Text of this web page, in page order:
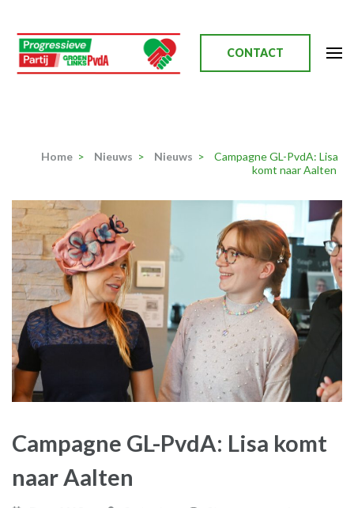
naar
inhoud
(Druk
CONTACT
Home > Nieuws > Nieuws >
Campagne GL-PvdA: Lisa
komt naar Aalten
Campagne GL-PvdA: Lisa komt
naar Aalten